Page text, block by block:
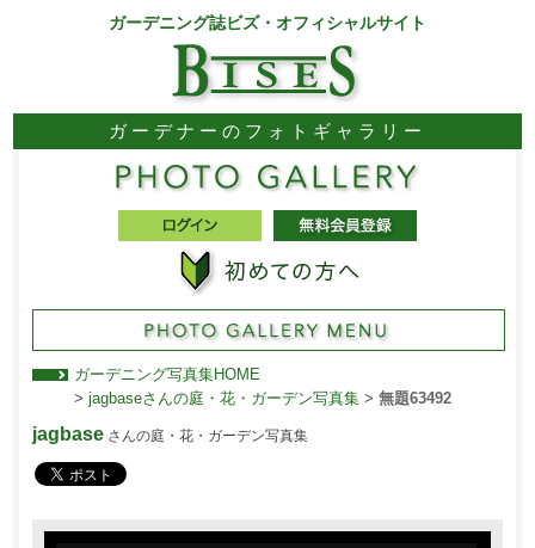
ガーデニング誌ビズ・オフィシャルサイト
ガーデナーのフォトギャラリー
ガーデニング写真集HOME
> jagbaseさんの庭・花・ガーデン写真集> 無題63492
jagbaseさんの庭・花・ガーデン写真集